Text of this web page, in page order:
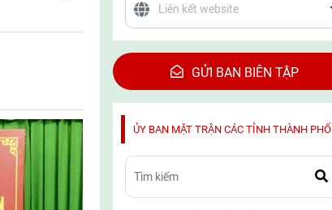
GỬI BAN BIÊN TẬP
ỦY BAN MẶT TRẬN CÁC TỈNH THÀNH PHỐ